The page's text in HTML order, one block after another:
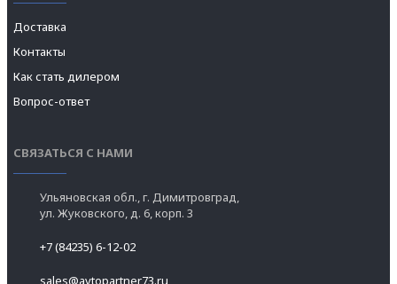
Доставка
Контакты
Как стать дилером
Вопрос-ответ
СВЯЗАТЬСЯ С НАМИ
Ульяновская обл., г. Димитровград,
ул. Жуковского, д. 6, корп. 3
+7 (84235) 6-12-02
sales@avtopartner73.ru